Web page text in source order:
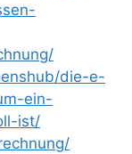
die-e-
ein-
ist/